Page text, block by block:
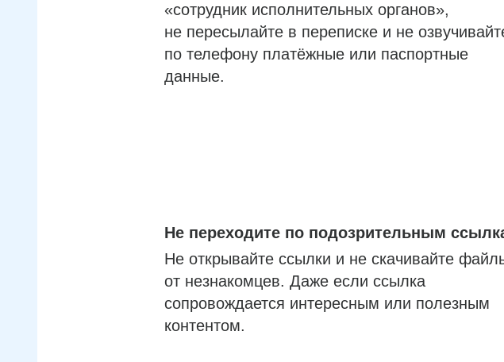
«сотрудник исполнительных органов»,
не пересылайте в переписке и не
по телефону платёжные или паспортные
данные.
Не переходите по подозрительным
Не открывайте ссылки и не скачивайте
от незнакомцев. Даже если ссылка
сопровождается интересным или полезным
контентом.